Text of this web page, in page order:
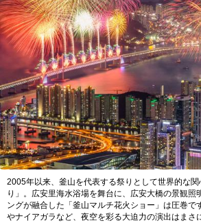
2005年以来、釜山を代表する祭りとして世界的な
り」。広安里海水浴場を舞台に、広安大橋の景観照
ングが融合した「釜山マルチ花火ショー」は圧巻で
やナイアガラなど、夜空を彩る大迫力の演出はまさ